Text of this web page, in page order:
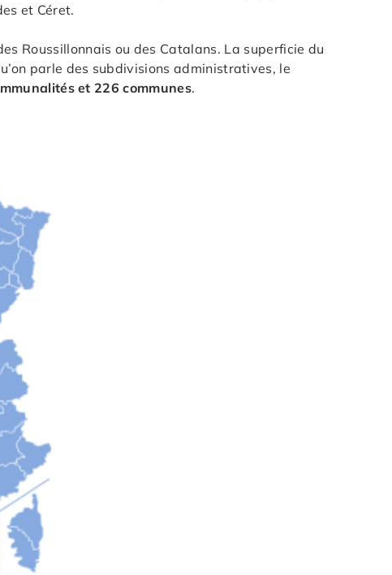
et Céret.
Roussillonnais ou des Catalans. La superficie du
parle des subdivisions administratives, le
et 226 communes.